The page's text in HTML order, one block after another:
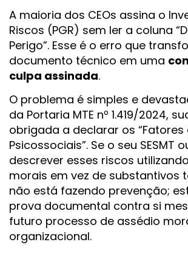
A maioria dos CEOs assina o
Riscos (PGR) sem ler a coluna
Perigo”. Esse é o erro que
documento técnico em uma
culpa assinada.
O problema é simples e
da Portaria MTE nº 1.419/2024,
obrigada a declarar os “Fatores
Psicossociais”. Se o seu SESMT
descrever esses riscos
morais em vez de substantivos
não está fazendo prevenção;
prova documental contra si
futuro processo de assédio
organizacional.